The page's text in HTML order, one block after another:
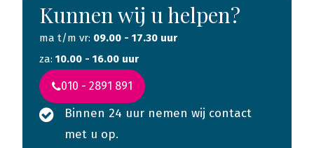
Kunnen wij u helpen?
ma t/m vr: 09.00 - 17.30 uur
za: 10.00 - 16.00 uur
010 - 2891 891
Binnen 24 uur nemen wij contact
met u op.